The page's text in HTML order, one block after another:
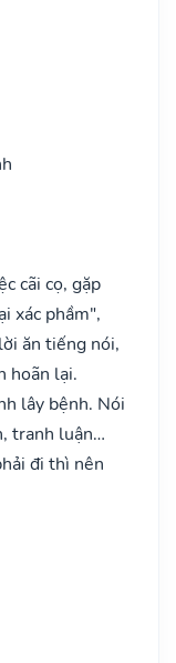
cãi cọ, gặp
xác phầm",
ăn tiếng nói,
hoãn lại.
lây bệnh. Nói
tranh luận…
đi thì nên